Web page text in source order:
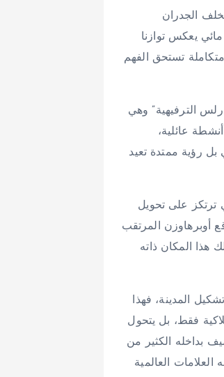
الجدران
يعكس توازنا
تستحق الفهم
الترفيهية” وهي
الشهيرة في ألمانيا والتي تأسست عام 1921 وتوفر أنشطة عائلية،
رؤية ممتدة تعيد
ترتكز على تحويل
أوبرهاوزن المرتقب
هذا المكان ذاته
المدينة، فهذا
فقط، بل يتحول
بداخله الكثير من
العالمية